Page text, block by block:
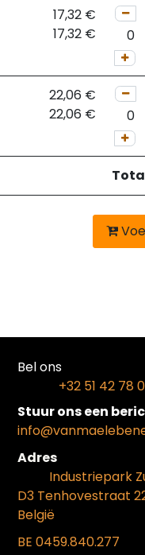
17,32 €
17,32 €
22,06 €
22,06 €
Bel ons​
+32 51 42 78
Stuur ons een
Adr​es
​Industriepark
D3 Tenhovestraat
België
BE 0459.840.277